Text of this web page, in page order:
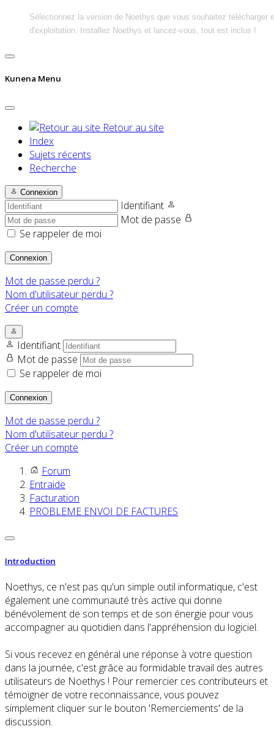
Sélectionnez la version de Noethys que vous souhaitez télécharger
d'exploitation. Installez Noethys et lancez-vous, tout est inclus !
Kunena Menu
Retour au site
Index
Sujets récents
Recherche
Connexion
Identifiant
Mot de passe
Se rappeler de moi
Connexion
Mot de passe perdu ?
Nom d'utilisateur perdu ?
Créer un compte
Identifiant
Mot de passe
Se rappeler de moi
Connexion
Mot de passe perdu ?
Nom d'utilisateur perdu ?
Créer un compte
Forum
Entraide
Facturation
PROBLEME ENVOI DE FACTURES
Introduction
Noethys, ce n'est pas qu'un simple outil informatique, c'est
également une communauté très active qui donne
bénévolement de son temps et de son énergie pour vous
accompagner au quotidien dans l'appréhension du logiciel.
Si vous recevez en général une réponse à votre question
dans la journée, c'est grâce au formidable travail des autres
utilisateurs de Noethys ! Pour remercier ces contributeurs et
témoigner de votre reconnaissance, vous pouvez
simplement cliquer sur le bouton 'Remerciements' de la
discussion.